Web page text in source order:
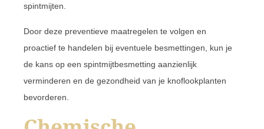
spintmijten.
Door deze preventieve maatregelen te volgen en
proactief te handelen bij eventuele besmettingen, kun je
de kans op een spintmijtbesmetting aanzienlijk
verminderen en de gezondheid van je knoflookplanten
bevorderen.